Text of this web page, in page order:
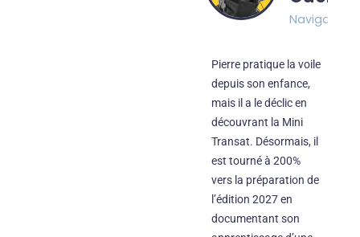
Navigateur
Pierre pratique la voile
depuis son enfance,
mais il a le déclic en
découvrant la Mini
Transat. Désormais, il
est tourné à 200%
vers la préparation de
l’édition 2027 en
documentant son